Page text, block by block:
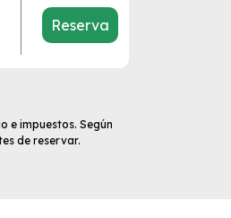
Reserva
e impuestos. Según
de reservar.